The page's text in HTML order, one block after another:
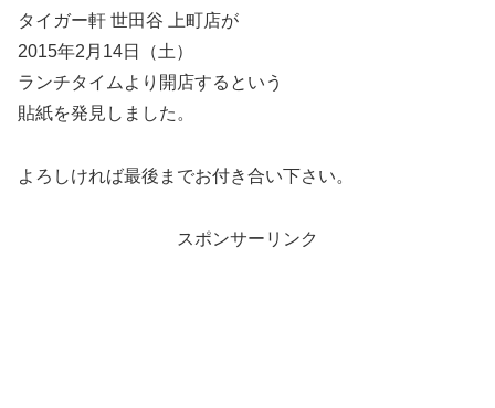
タイガー軒 世田谷 上町店が
2015年2月14日（土）
ランチタイムより開店するという
貼紙を発見しました。
よろしければ最後までお付き合い下さい。
スポンサーリンク